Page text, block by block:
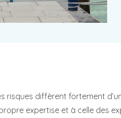
risques diffèrent fortement
expertise et à celle des